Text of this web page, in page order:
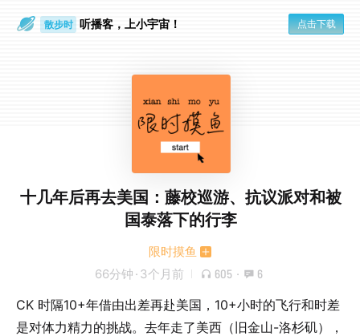
散步时 听播客，上小宇宙！ 点击下载
十几年后再去美国：藤校巡游、抗议派对和被
国泰落下的行李
限时摸鱼
66分钟 · 3个月前 605 · 6
CK 时隔10+年借由出差再赴美国，10+小时的飞行和时差
是对体力精力的挑战。去年走了美西（旧金山-洛杉矶），